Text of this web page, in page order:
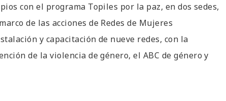
con el programa Topiles por la paz, en dos sedes,
de las acciones de Redes de Mujeres
y capacitación de nueve redes, con la
de la violencia de género, el ABC de género y